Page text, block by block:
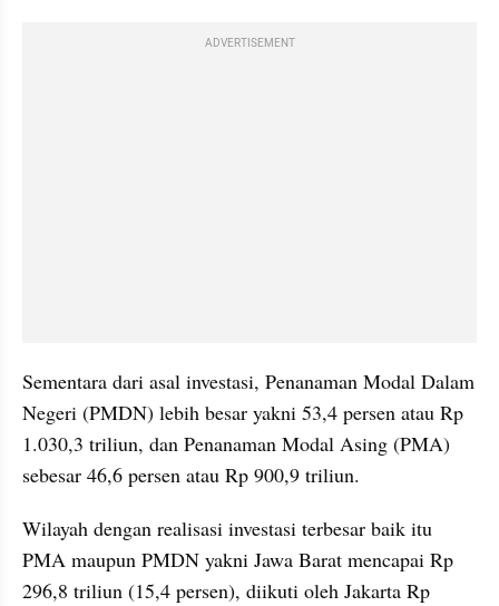
ADVERTISEMENT
Sementara dari asal investasi, Penanaman Modal Dalam
Negeri (PMDN) lebih besar yakni 53,4 persen atau Rp
1.030,3 triliun, dan Penanaman Modal Asing (PMA)
sebesar 46,6 persen atau Rp 900,9 triliun.
Wilayah dengan realisasi investasi terbesar baik itu
PMA maupun PMDN yakni Jawa Barat mencapai Rp
296,8 triliun (15,4 persen), diikuti oleh Jakarta Rp